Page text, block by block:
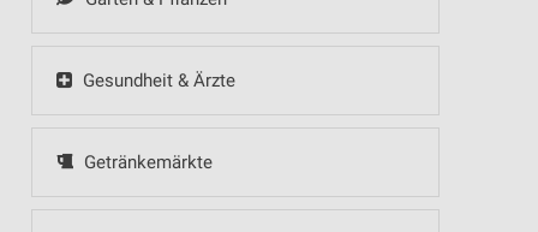
Gesundheit & Ärzte
Getränkemärkte